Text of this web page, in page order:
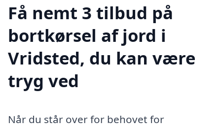
Få nemt 3 tilbud på
bortkørsel af jord i
Vridsted, du kan være
tryg ved
Når du står over for behovet for